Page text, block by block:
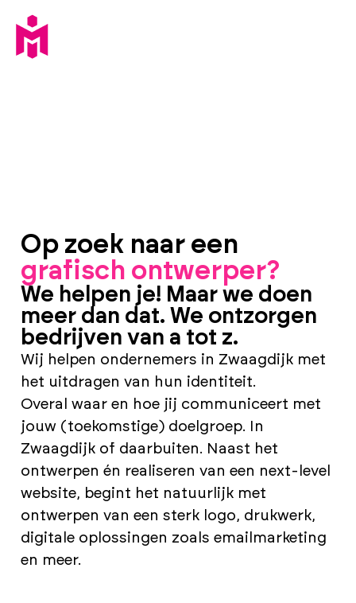
Op zoek naar een
grafisch ontwerper?
We helpen je! Maar we doen
meer dan dat. We ontzorgen
bedrijven van a tot z.
Wij helpen ondernemers in Zwaagdijk met
het uitdragen van hun identiteit.
Overal waar en hoe jij communiceert met
jouw (toekomstige) doelgroep. In
Zwaagdijk of daarbuiten. Naast het
ontwerpen én realiseren van een next-level
website, begint het natuurlijk met
ontwerpen van een sterk logo, drukwerk,
digitale oplossingen zoals emailmarketing
en meer.